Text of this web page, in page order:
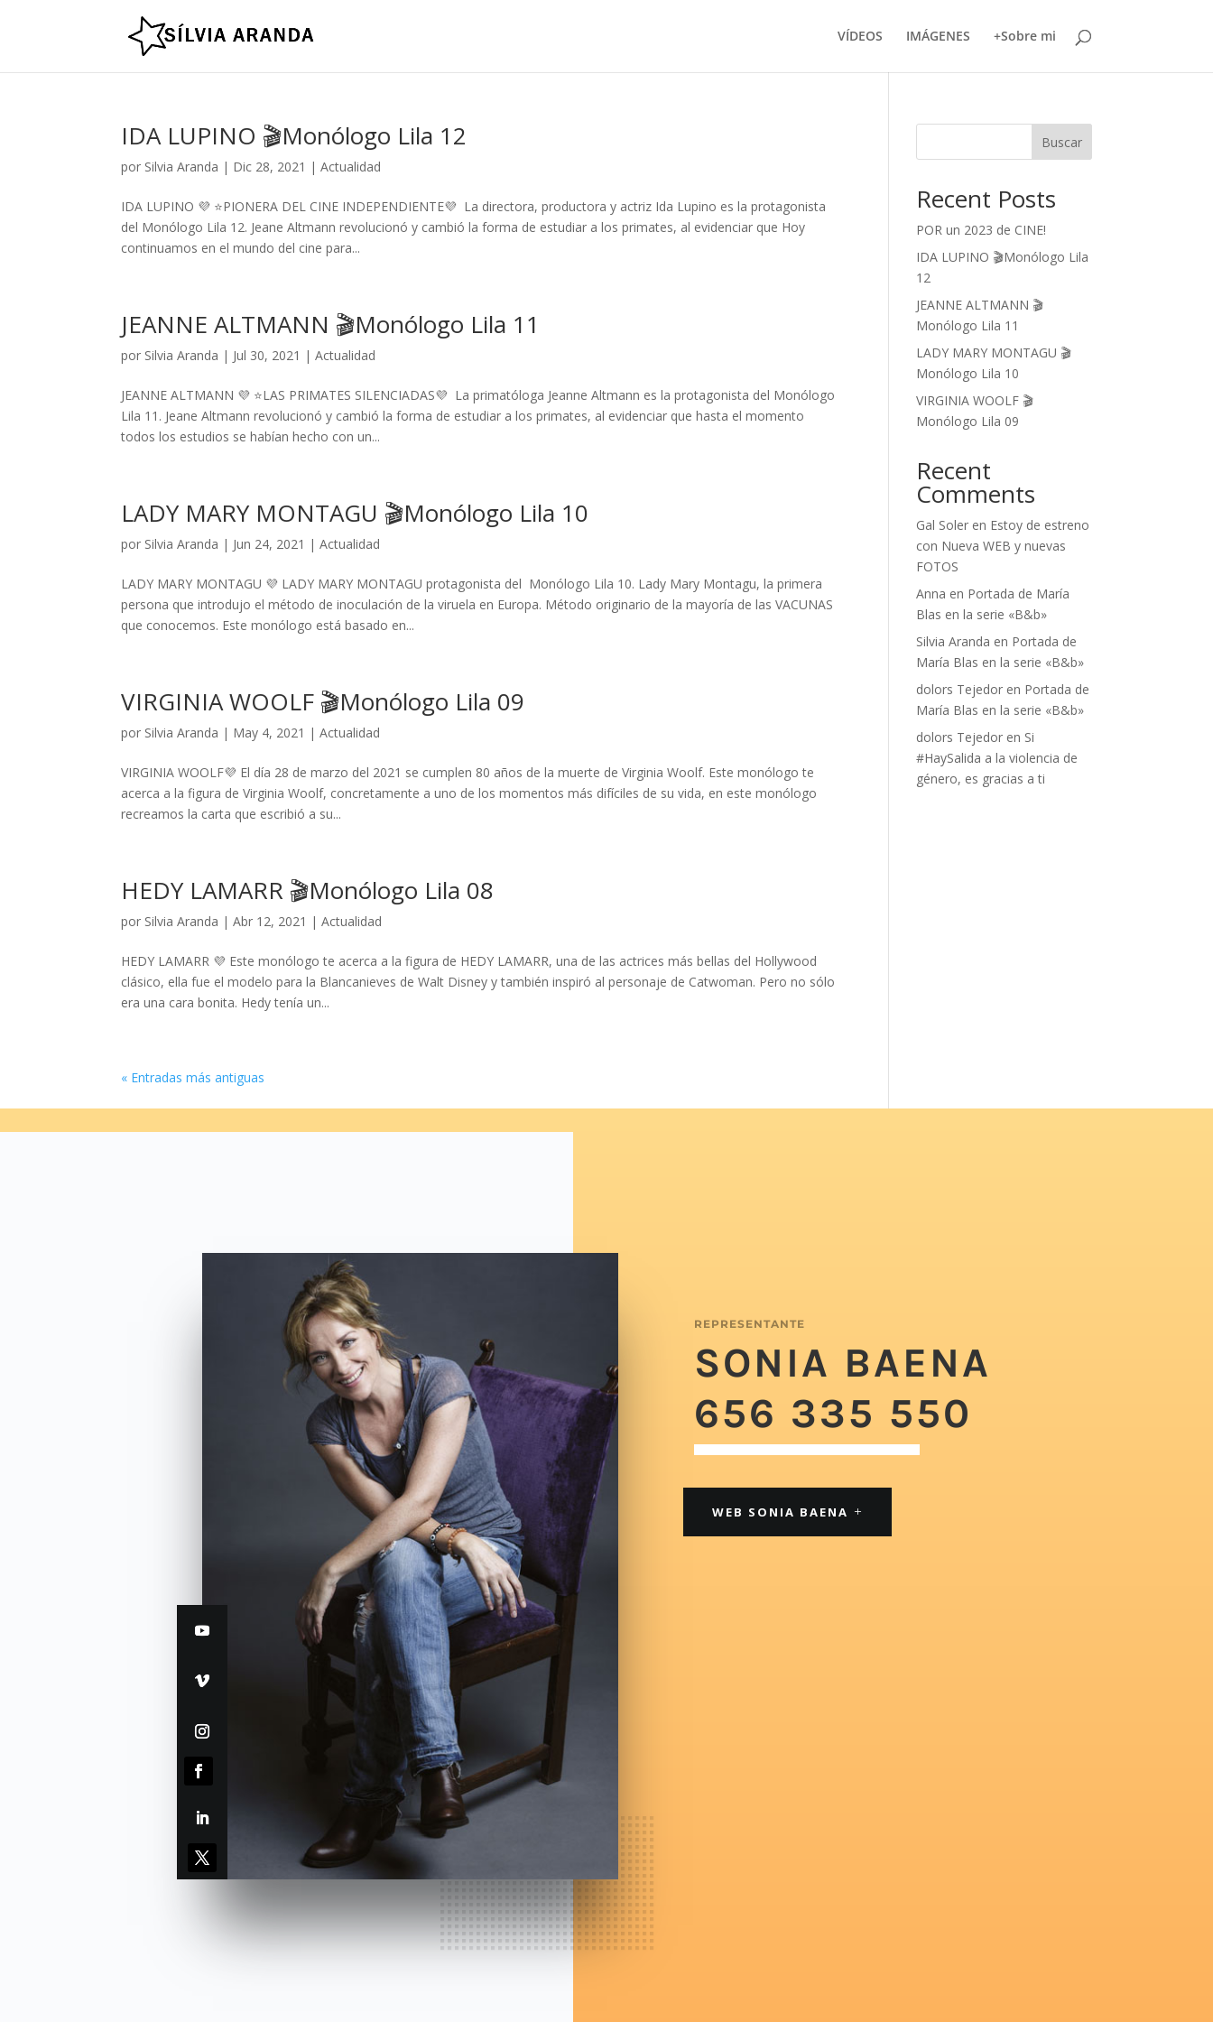
VÍDEOS IMÁGENES +Sobre mi
IDA LUPINO 🎬Monólogo Lila 12
por Silvia Aranda | Dic 28, 2021 |Actualidad
IDA LUPINO 💜 ⭐️PIONERA DEL CINE INDEPENDIENTE💜 La directora, productora y actriz Ida Lupino es la protagonista
del Monólogo Lila 12. Jeane Altmann revolucionó y cambió la forma de estudiar a los primates, al evidenciar que Hoy
continuamos en el mundo del cine para...
JEANNE ALTMANN 🎬Monólogo Lila 11
por Silvia Aranda | Jul 30, 2021 |Actualidad
JEANNE ALTMANN 💜 ⭐️LAS PRIMATES SILENCIADAS💜 La primatóloga Jeanne Altmann es la protagonista del Monólogo
Lila 11. Jeane Altmann revolucionó y cambió la forma de estudiar a los primates, al evidenciar que hasta el momento
todos los estudios se habían hecho con un...
LADY MARY MONTAGU 🎬Monólogo Lila 10
por Silvia Aranda | Jun 24, 2021 |Actualidad
LADY MARY MONTAGU 💜 LADY MARY MONTAGU protagonista del Monólogo Lila 10. Lady Mary Montagu, la primera
persona que introdujo el método de inoculación de la viruela en Europa. Método originario de la mayoría de las VACUNAS
que conocemos. Este monólogo está basado en...
VIRGINIA WOOLF 🎬Monólogo Lila 09
por Silvia Aranda | May 4, 2021 |Actualidad
VIRGINIA WOOLF💜 El día 28 de marzo del 2021 se cumplen 80 años de la muerte de Virginia Woolf. Este monólogo te
acerca a la figura de Virginia Woolf, concretamente a uno de los momentos más difíciles de su vida, en este monólogo
recreamos la carta que escribió a su...
HEDY LAMARR 🎬Monólogo Lila 08
por Silvia Aranda |Abr 12, 2021 |Actualidad
HEDY LAMARR 💜 Este monólogo te acerca a la figura de HEDY LAMARR, una de las actrices más bellas del Hollywood
clásico, ella fue el modelo para la Blancanieves de Walt Disney y también inspiró al personaje de Catwoman. Pero no sólo
era una cara bonita. Hedy tenía un...
« Entradas más antiguas
Buscar
Recent Posts
POR un 2023 de CINE!
IDA LUPINO 🎬Monólogo Lila
12
JEANNE ALTMANN 🎬
Monólogo Lila 11
LADY MARY MONTAGU 🎬
Monólogo Lila 10
VIRGINIA WOOLF 🎬
Monólogo Lila 09
Recent
Comments
Gal Soler en Estoy de estreno
con Nueva WEB y nuevas
FOTOS
Anna en Portada de María
Blas en la serie «B&b»
Silvia Aranda en Portada de
María Blas en la serie «B&b»
dolors Tejedor en Portada de
María Blas en la serie «B&b»
dolors Tejedor en Si
#HaySalida a la violencia de
género, es gracias a ti
REPRESENTANTE
SONIA BAENA
656 335 550
WEB SONIA BAENA